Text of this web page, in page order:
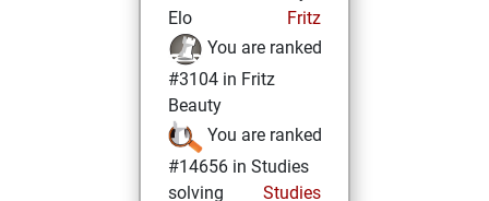
Elo
Fritz
You are ranked
#3104 in Fritz
Beauty
You are ranked
#14656 in Studies
solving
Studies